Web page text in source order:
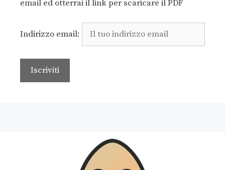
email ed otterrai il link per scaricare il PDF
Indirizzo email: